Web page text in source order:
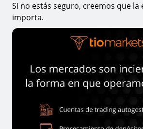
Si no estás seguro, creemos que la
importa.